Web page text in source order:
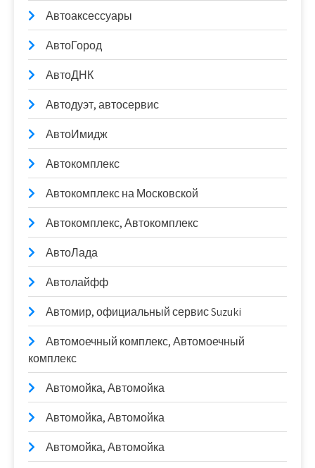
Автоаксессуары
АвтоГород
АвтоДНК
Автодуэт, автосервис
АвтоИмидж
Автокомплекс
Автокомплекс на Московской
Автокомплекс, Автокомплекс
АвтоЛада
Автолайфф
Автомир, официальный сервис Suzuki
Автомоечный комплекс, Автомоечный
комплекс
Автомойка, Автомойка
Автомойка, Автомойка
Автомойка, Автомойка